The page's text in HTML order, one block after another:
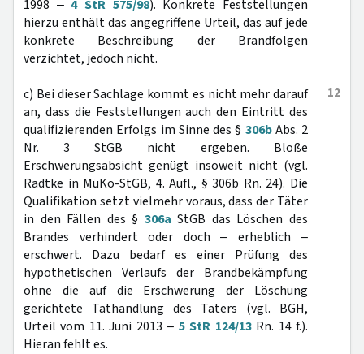
1998 ‒4 StR 575/98). Konkrete Feststellungen
hierzu enthält das angegriffene Urteil, das auf jede
konkrete Beschreibung der Brandfolgen
verzichtet, jedoch nicht.
12
c) Bei dieser Sachlage kommt es nicht mehr darauf
an, dass die Feststellungen auch den Eintritt des
qualifizierenden Erfolgs im Sinne des § 306bAbs. 2
Nr. 3 StGB nicht ergeben. Bloße
Erschwerungsabsicht genügt insoweit nicht (vgl.
Radtke in MüKo-StGB, 4. Aufl., § 306b Rn. 24). Die
Qualifikation setzt vielmehr voraus, dass der Täter
in den Fällen des § 306a StGB das Löschen des
Brandes verhindert oder doch ‒ erheblich ‒
erschwert. Dazu bedarf es einer Prüfung des
hypothetischen Verlaufs der Brandbekämpfung
ohne die auf die Erschwerung der Löschung
gerichtete Tathandlung des Täters (vgl. BGH,
Urteil vom 11. Juni 2013 ‒ 5 StR 124/13Rn. 14 f.).
Hieran fehlt es.